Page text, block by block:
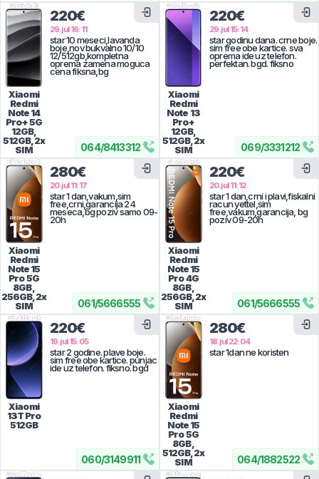
064/8413312
#ljntfy5q3k
Xiaomi
Redmi
Note 14
Pro+ 5G
12GB,
512GB, 2x
SIM
220€
29.jul 16:11
star 10 meseci,lavanda
boje,nov bukvalno 10/10
12/512gb,kompletna
oprema zamena moguca
cena fiksna,bg
069/3331212
#l6xj45wv9v
Xiaomi
Redmi
Note 13
Pro+
12GB,
512GB, 2x
SIM
220€
29.jul 15:14
star godinu dana. crne boje.
sim free obe kartice. sva
oprema ide uz telefon.
perfektan. bgd. fiksno
061/5666555
#1rkclpfxy3
Xiaomi
Redmi
Note 15
Pro 5G
8GB,
256GB, 2x
SIM
280€
20.jul 11:17
star 1 dan,vakum,sim
free,crni,garancija 24
meseca,bg poziv samo 09-
20h
061/5666555
#jx84kdtpj6
Xiaomi
Redmi
Note 15
Pro 4G
8GB,
256GB, 2x
SIM
220€
20.jul 11:12
star 1 dan,crni i plavi,fiskalni
racun yettel,sim
free,vakum,garancija, bg
poziv 09-20h
060/3149911
#tly0f44cm0
Xiaomi
13T Pro
512GB
220€
19.jul 15:05
star 2 godine. plave boje.
sim free obe kartice. punjac
ide uz telefon. fiksno. bgd
064/1882522
#4ps4zqlnhc
Xiaomi
Redmi
Note 15
Pro 5G
8GB,
512GB, 2x
SIM
280€
18.jul 22:04
star 1dan ne koristen
#qgs52zvs1y #d19nyvycyg